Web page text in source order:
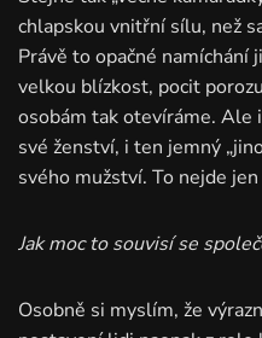
chlapskou vnitřní sílu, než
Právě to opačné namíchání
velkou blízkost, pocit
osobám tak otevíráme. Ale
své ženství, i ten jemný
svého mužství. To nejde
Jak moc to souvisí se
Osobně si myslím, že